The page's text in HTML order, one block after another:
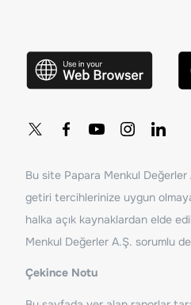
Bu site Papara Menkul Değerler
getiri tercihlerinize uygun
halka açık kaynaklardan elde
Menkul Değerler A.Ş. sorumlu
Çekince Notu